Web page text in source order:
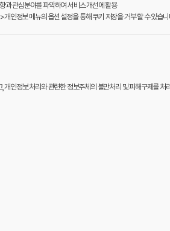
과 관심분야를 파악하여 서비스 개선에 활용
인정보 메뉴의 옵션 설정을 통해 쿠키 저장을 거부 할 수 있습
인정보 처리와 관련한 정보주체의 불만처리 및 피해구제를